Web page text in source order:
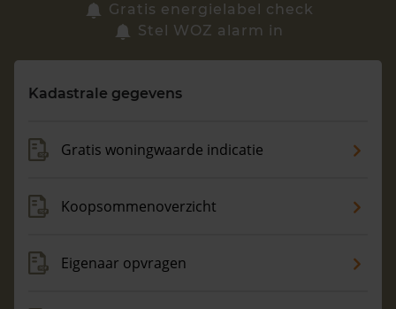
Vragen? Neem contact met ons op
088 220 4200
Gratis energielabel check
Stel WOZ alarm in
Kadastrale gegevens
Gratis woningwaarde indicatie
Koopsommenoverzicht
Eigenaar opvragen